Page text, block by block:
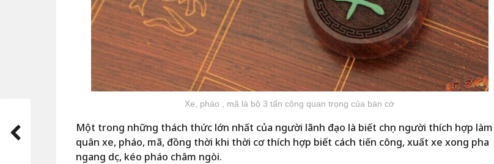
Xe, pháo , mã là bộ 3 tấn công quan trọng của bàn cờ
Một trong những thách thức lớn nhất của người lãnh đạo là biết chọn người thích hợp làm
quân xe, pháo, mã, đồng thời khi thời cơ thích hợp biết cách tiến công, xuất xe xong pha
ngang dọc, kéo pháo châm ngòi.